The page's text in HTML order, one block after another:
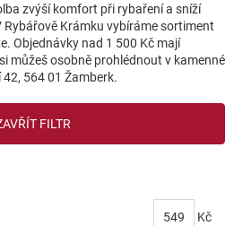
zvýší komfort při rybaření a sníží
Krámku vybíráme sortiment
Objednávky nad 1 500 Kč mají
můžeš osobně prohlédnout v kamenné
564 01 Žamberk.
FILTR
549 Kč